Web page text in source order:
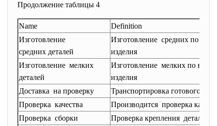
Продолжение таблицы 4
Name
Definition
Изготовление
средних деталей
Изготовление средних по
изделия
Изготовление мелких
деталей
Изготовление мелких по
изделия
Доставка на проверку
Транспортировка готового
Проверка качества
Производится проверка
Проверка сборки
Проверка крепления деталей